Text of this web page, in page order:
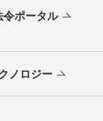
令ポータル
ノロジー